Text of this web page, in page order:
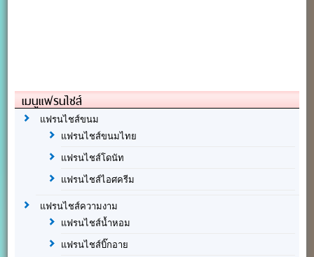
เมนูแฟรนไชส์
แฟรนไชส์ขนม
แฟรนไชส์ขนมไทย
แฟรนไชส์โดนัท
แฟรนไชส์ไอศครีม
แฟรนไชส์ความงาม
แฟรนไชส์น้ำหอม
แฟรนไชส์บิ๊กอาย